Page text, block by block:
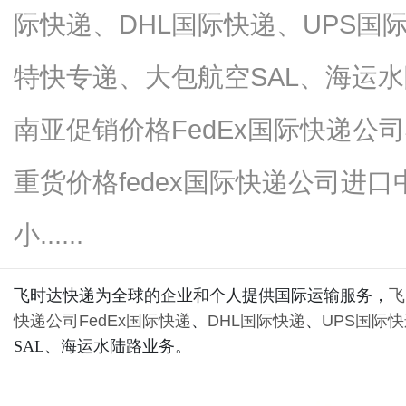
际快递、DHL国际快递、UPS国
特快专递、大包航空SAL、海运
南亚促销价格FedEx国际快递公
重货价格fedex国际快递公司进
小......
飞时达快递为全球的企业和个人提供国际运输服务，
快递公司 FedEx国际快递 、 DHL国际快递 、 UPS国际
SAL、海运水陆路业务。